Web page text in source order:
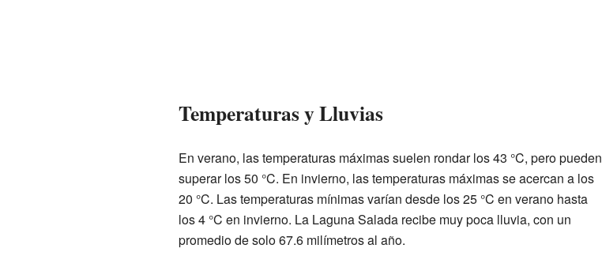
Temperaturas y Lluvias
En verano, las temperaturas máximas suelen rondar los 43 °C, pero pueden
superar los 50 °C. En invierno, las temperaturas máximas se acercan a los
20 °C. Las temperaturas mínimas varían desde los 25 °C en verano hasta
los 4 °C en invierno. La Laguna Salada recibe muy poca lluvia, con un
promedio de solo 67.6 milímetros al año.